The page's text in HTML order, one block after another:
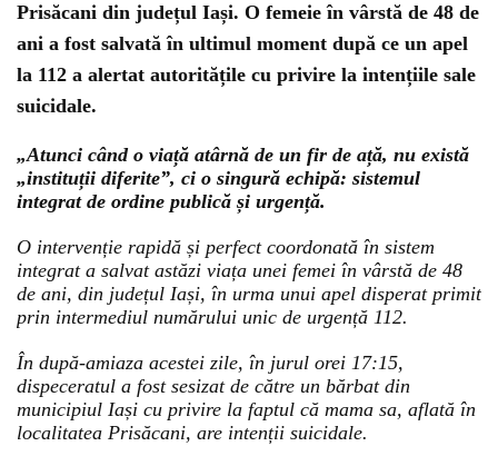
Prisăcani din județul Iași. O femeie în vârstă de 48 de
ani a fost salvată în ultimul moment după ce un apel
la 112 a alertat autoritățile cu privire la intențiile sale
suicidale.
„Atunci când o viață atârnă de un fir de ață, nu există
„instituții diferite”, ci o singură echipă: sistemul
integrat de ordine publică și urgență.
O intervenție rapidă și perfect coordonată în sistem
integrat a salvat astăzi viața unei femei în vârstă de 48
de ani, din județul Iași, în urma unui apel disperat primit
prin intermediul numărului unic de urgență 112.
În după-amiaza acestei zile, în jurul orei 17:15,
dispeceratul a fost sesizat de către un bărbat din
municipiul Iași cu privire la faptul că mama sa, aflată în
localitatea Prisăcani, are intenții suicidale.